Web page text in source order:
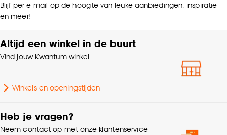
Blijf per e-mail op de hoogte van leuke aanbiedingen, inspiratie
en meer!
Altijd een winkel in de buurt
Vind jouw Kwantum winkel
Winkels en openingstijden
Heb je vragen?
Neem contact op met onze klantenservice